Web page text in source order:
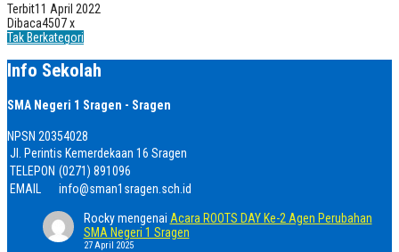
Terbit11 April 2022
Dibaca4507 x
Tak Berkategori
Info Sekolah
SMA Negeri 1 Sragen - Sragen
NPSN 20354028
Jl. Perintis Kemerdekaan 16 Sragen
TELEPON (0271) 891096
EMAIL
info@sman1sragen.sch.id
Rockymengenai Acara ROOTS DAY Ke-2 Agen Perubahan
SMA Negeri 1 Sragen
27 April 2025